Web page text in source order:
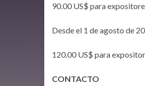
90.00 US$ para
Desde el 1 de agosto de
120.00 US$ para
CONTACTO